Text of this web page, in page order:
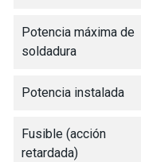
Potencia máxima de
soldadura
Potencia instalada
Fusible (acción
retardada)